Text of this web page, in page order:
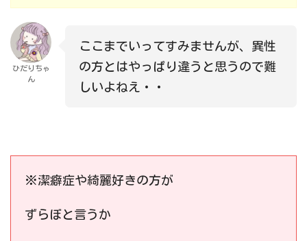
ひだりちゃ
ん
ここまでいってすみませんが、異性
の方とはやっぱり違うと思うので難
しいよねえ・・
※潔癖症や綺麗好きの方が
ずらぼと言うか